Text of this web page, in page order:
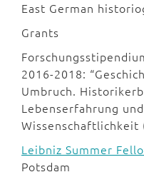
East German
Grants
2016-2018:
Umbruch.
Lebenserfahrung
Wissenschaftlichkeit
Leibniz Summer
Potsdam